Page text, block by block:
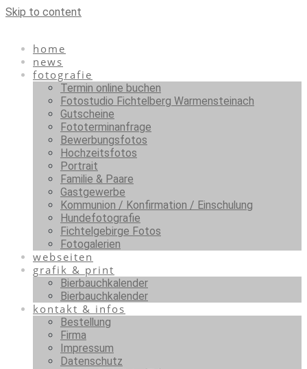
Skip to content
home
news
fotografie
Termin online buchen
Fotostudio Fichtelberg Warmensteinach
Gutscheine
Fototerminanfrage
Bewerbungsfotos
Hochzeitsfotos
Portrait
Familie & Paare
Gastgewerbe
Kommunion / Konfirmation / Einschulung
Hundefotografie
Fichtelgebirge Fotos
Fotogalerien
webseiten
grafik & print
Bierbauchkalender
Bierbauchkalender
kontakt & infos
Bestellung
Firma
Impressum
Datenschutz